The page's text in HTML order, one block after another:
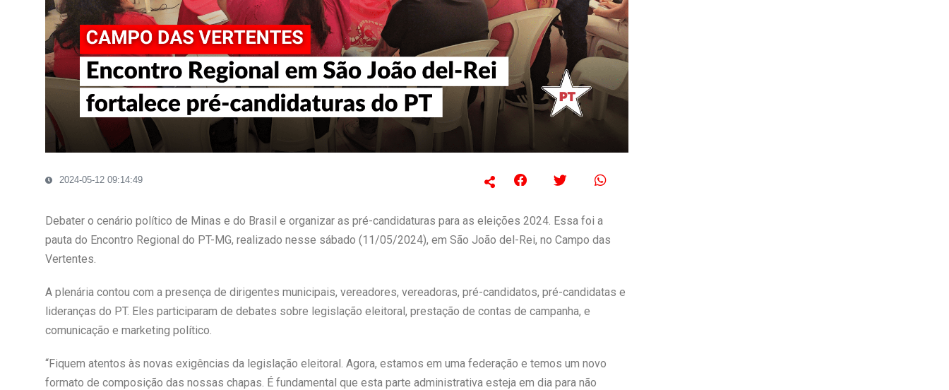
2024-05-12 09:14:49
Debater o cenário político de Minas e do Brasil e organizar as pré-candidaturas para as eleições 2024. Essa foi a
pauta do Encontro Regional do PT-MG, realizado nesse sábado (11/05/2024), em São João del-Rei, no Campo das
Vertentes.
A plenária contou com a presença de dirigentes municipais, vereadores, vereadoras, pré-candidatos, pré-candidatas e
lideranças do PT. Eles participaram de debates sobre legislação eleitoral, prestação de contas de campanha, e
comunicação e marketing político.
“Fiquem atentos às novas exigências da legislação eleitoral. Agora, estamos em uma federação e temos um novo
formato de composição das nossas chapas. É fundamental que esta parte administrativa esteja em dia para não